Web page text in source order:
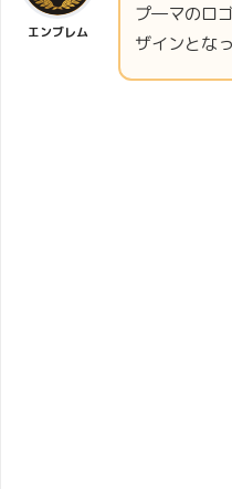
エンブレム
プ―マのロ
ザインとな